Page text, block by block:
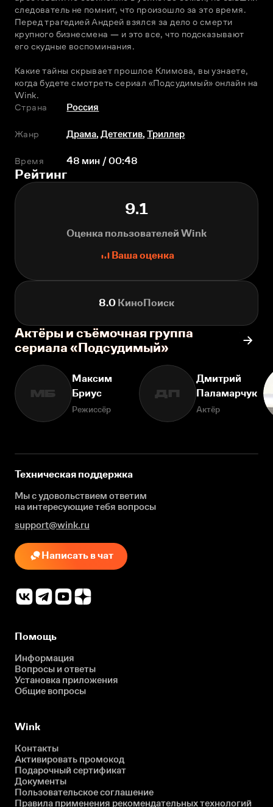
следователь не помнит, что произошло за это время.
Перед трагедией Андрей взялся за дело о смерти
крупного бизнесмена — и это все, что подсказывают
его скудные воспоминания.
Какие тайны скрывает прошлое Климова, вы узнаете,
когда будете смотреть сериал «Подсудимый» онлайн на
Wink.
Страна
Россия
Жанр Драма,Детектив,Триллер
Время 48 мин / 00:48
Рейтинг
9.1
Оценка пользователей Wink
Ваша оценка
8.0 КиноПоиск
Актёры и съёмочная группа
сериала «Подсудимый»
МБ
Максим
Бриус
Режиссёр
ДП
Дмитрий
Паламарчук
Актёр
Техническая поддержка
Мы с удовольствием ответим
на интересующиетебя вопросы
support@wink.ru
Написать в чат
Помощь
Информация
Вопросы и ответы
Установка приложения
Общие вопросы
Wink
Контакты
Активировать промокод
Подарочный сертификат
Документы
Пользовательское соглашение
Правила применения рекомендательных технологий